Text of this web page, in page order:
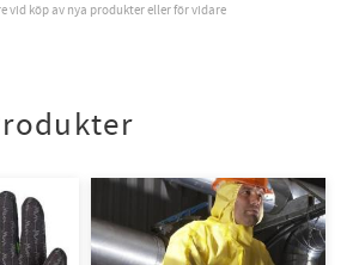
vid köp av nya produkter eller för vidare